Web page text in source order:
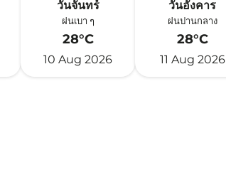
วันจันทร์
ฝนเบา ๆ
28°C
10 Aug 2026
วันอังคาร
ฝนปานกลาง
28°C
11 Aug 2026